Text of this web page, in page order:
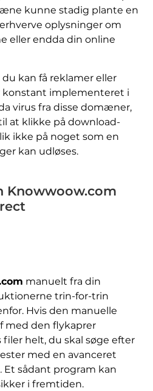
kunne stadig plante en
oplysninger om
eller endda din online
kan få reklamer eller
konstant implementeret i
virus fra disse domæner,
at klikke på download-
ikke på noget som en
kan udløses.
Knowwoow.com
manuelt fra din
trin-for-trin
Hvis den manuelle
med den flykaprer
helt, du skal søge efter
med en avanceret
sådant program kan
i fremtiden.